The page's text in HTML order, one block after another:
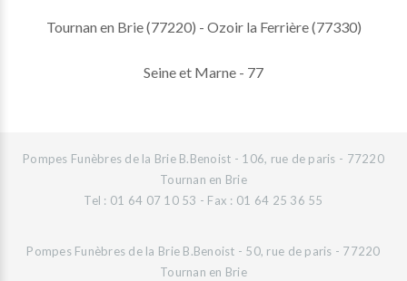
Tournan en Brie (77220) - Ozoir la Ferrière (77330)
Seine et Marne - 77
Pompes Funèbres de la Brie B.Benoist - 106, rue de paris - 77220
Tournan en Brie
Tel : 01 64 07 10 53 - Fax : 01 64 25 36 55
Pompes Funèbres de la Brie B.Benoist - 50, rue de paris - 77220
Tournan en Brie